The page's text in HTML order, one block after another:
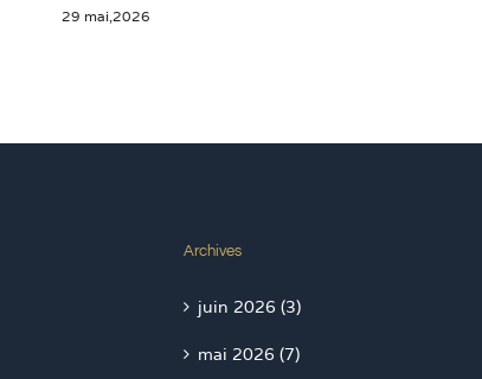
28 mai,2026
Archives
juin 2026 (3)
mai 2026 (7)